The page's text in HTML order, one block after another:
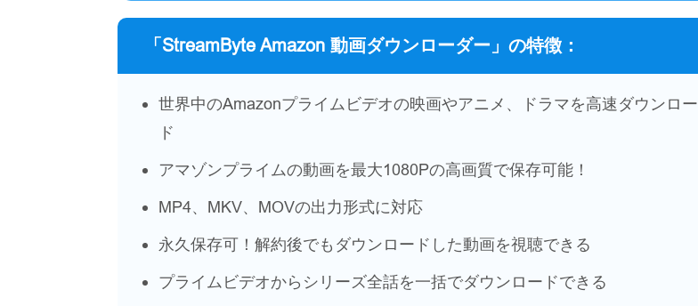
「StreamByte Amazon 動画ダウンローダー」の特徴：
世界中のAmazonプライムビデオの映画やアニメ、ドラマを高速ダウンロー
ド
アマゾンプライムの動画を最大1080Pの高画質で保存可能！
MP4、MKV、MOVの出力形式に対応
永久保存可！解約後でもダウンロードした動画を視聴できる
プライムビデオからシリーズ全話を一括でダウンロードできる